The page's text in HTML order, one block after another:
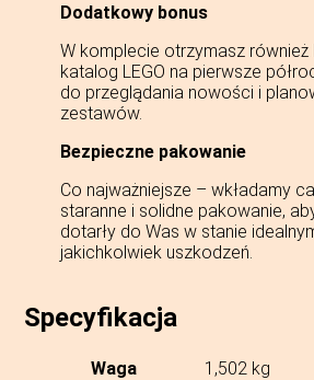
Dodatkowy bonus
W komplecie otrzymasz również
katalog LEGO na pierwsze
do przeglądania nowości i
zestawów.
Bezpieczne pakowanie
Co najważniejsze – wkładamy
staranne i solidne pakowanie,
dotarły do Was w stanie
jakichkolwiek uszkodzeń.
Specyfikacja
Waga
1,502 kg